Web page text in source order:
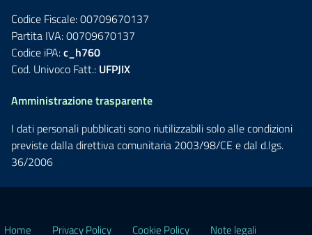
Codice Fiscale: 00709670137
Partita IVA: 00709670137
Codice iPA:c_h760
Cod. Univoco Fatt.: UFPJIX
Amministrazione trasparente
I dati personali pubblicati sono riutilizzabili solo alle condizioni
previste dalla direttiva comunitaria 2003/98/CE e dal d.lgs.
36/2006
Home Privacy Policy Cookie Policy Note legali